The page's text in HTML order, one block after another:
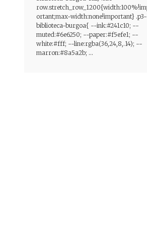
ortant;max-width:none!important} .p3-
biblioteca-burgoa{ --ink:#241c10; --
muted:#6e6250; --paper:#f5efe1; --
white:#fff; --line:rgba(36,24,8,.14); --
marron:#8a5a2b; ...